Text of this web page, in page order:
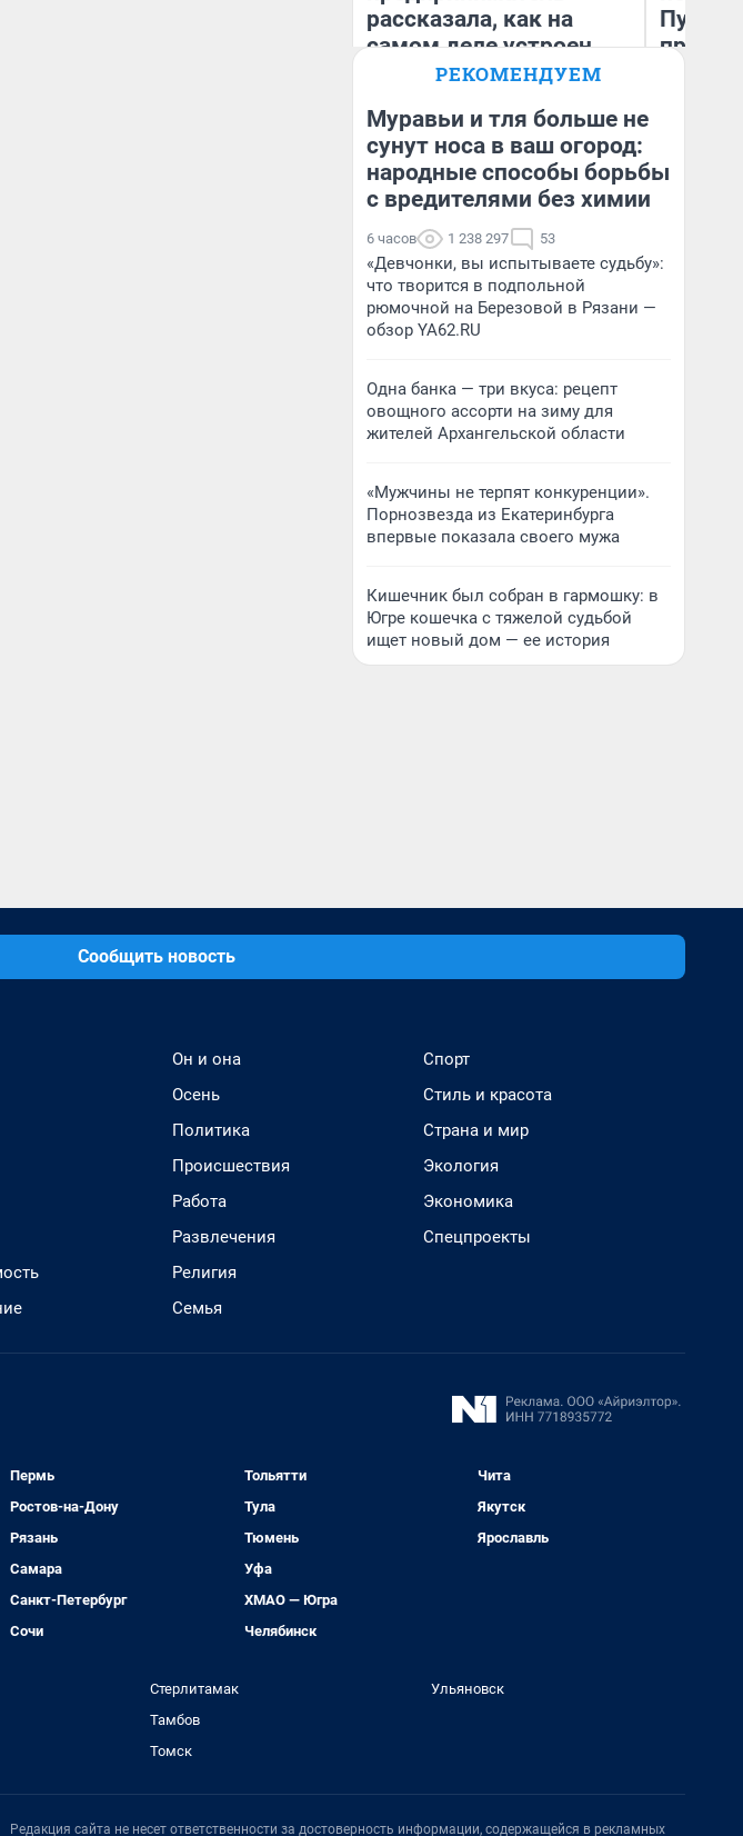
рассказала, как на
самом деле устроен
бизнес со складами
Наталья Шорохова
Открыла кофейную точку на
деньги соцразвития
РЕКОМЕНДУЕМ
Муравьи и тля больше не
сунут носа в ваш огород:
народные способы борьбы
с вредителями без химии
6 часов 1 238 297 53
«Девчонки, вы испытываете судьбу»:
что творится в подпольной
рюмочной на Березовой в Рязани —
обзор YA62.RU
Одна банка — три вкуса: рецепт
овощного ассорти на зиму для
жителей Архангельской области
«Мужчины не терпят конкуренции».
Порнозвезда из Екатеринбурга
впервые показала своего мужа
Кишечник был собран в гармошку: в
Югре кошечка с тяжелой судьбой
ищет новый дом — ее история
Сообщить новость
Он и она
Осень
Политика
Происшествия
Работа
Развлечения
Религия
Семья
Спорт
Стиль и красота
Страна и мир
Экология
Экономика
Спецпроекты
Пермь
Ростов-на-Дону
Рязань
Самара
Санкт-Петербург
Сочи
Тольятти
Тула
Тюмень
Уфа
ХМАО — Югра
Челябинск
Чита
Якутск
Ярославль
Стерлитамак
Тамбов
Томск
Ульяновск
Редакция сайта не несет ответственности за достоверность информации, содержащейся в рекламных